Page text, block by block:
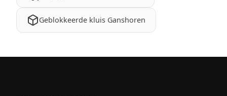
Geblokkeerde kluis Ganshoren